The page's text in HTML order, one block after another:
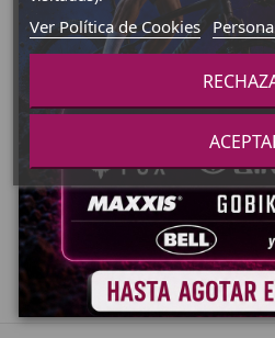
GRUPOS COMPLETOS
KIT ACTUALIZACION
SRAM GX EAGLE AXS
CAMBIO+MANDO+CARGA.
446,30 €
Añadir al carrito
Ver Política de Cookies